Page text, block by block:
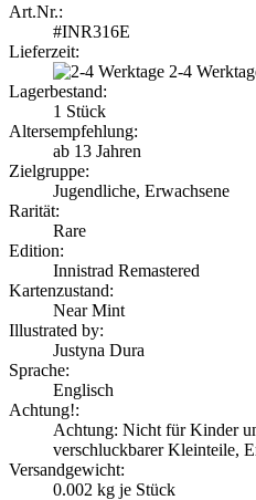
Art.Nr.:
#INR316E
Lieferzeit:
2-4
Lagerbestand:
1 Stück
Altersempfehlung:
ab 13 Jahren
Zielgruppe:
Jugendliche, Erwachsene
Rarität:
Rare
Edition:
Innistrad Remastered
Kartenzustand:
Near Mint
Illustrated by:
Justyna Dura
Sprache:
Englisch
Achtung!:
Achtung: Nicht für Kinder
verschluckbarer Kleinteile,
Versandgewicht:
0.002 kg je Stück